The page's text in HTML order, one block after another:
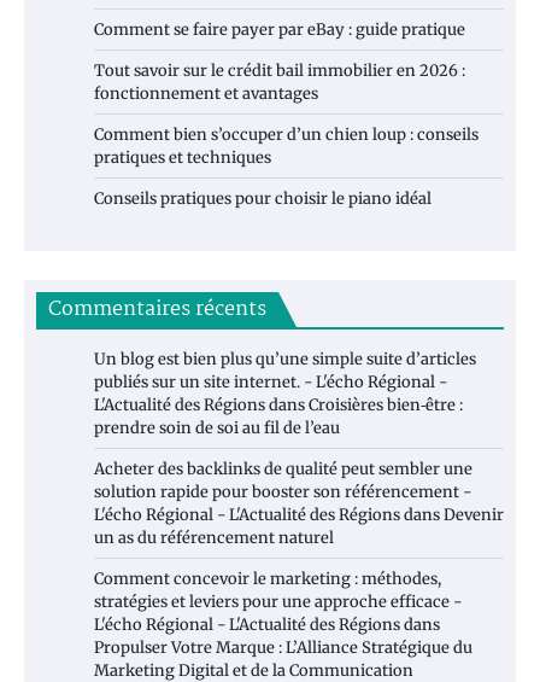
Comment se faire payer par eBay : guide pratique
Tout savoir sur le crédit bail immobilier en 2026 :
fonctionnement et avantages
Comment bien s’occuper d’un chien loup : conseils
pratiques et techniques
Conseils pratiques pour choisir le piano idéal
Commentaires récents
Un blog est bien plus qu’une simple suite d’articles
publiés sur un site internet. - L'écho Régional -
L'Actualité des RégionsdansCroisières bien‑être :
prendre soin de soi au fil de l’eau
Acheter des backlinks de qualité peut sembler une
solution rapide pour booster son référencement -
L'écho Régional - L'Actualité des RégionsdansDevenir
un as du référencement naturel
Comment concevoir le marketing : méthodes,
stratégies et leviers pour une approche efficace -
L'écho Régional - L'Actualité des Régionsdans
Propulser Votre Marque : L’Alliance Stratégique du
Marketing Digital et de la Communication